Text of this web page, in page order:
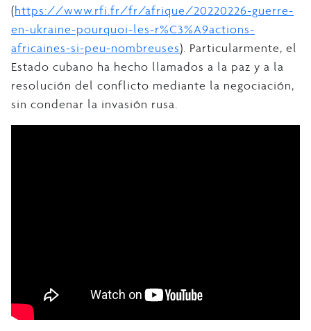
(https://www.rfi.fr/fr/afrique/20220226-guerre-
en-ukraine-pourquoi-les-r%C3%A9actions-
africaines-si-peu-nombreuses). Particularmente, el
Estado cubano ha hecho llamados a la paz y a la
resolución del conflicto mediante la negociación,
sin condenar la invasión rusa.